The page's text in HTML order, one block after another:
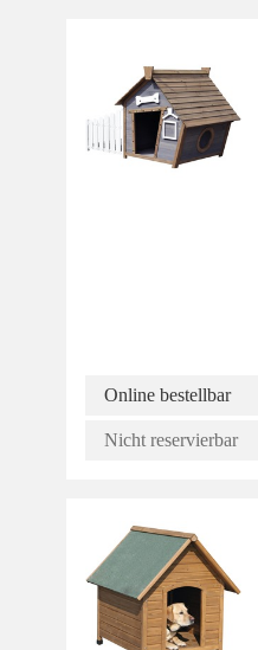
Online bestellbar
Nicht reservierbar